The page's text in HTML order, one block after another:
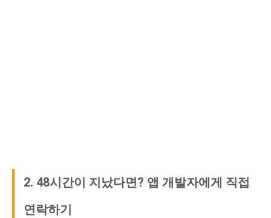
2. 48시간이 지났다면? 앱 개발자에게 직접
연락하기